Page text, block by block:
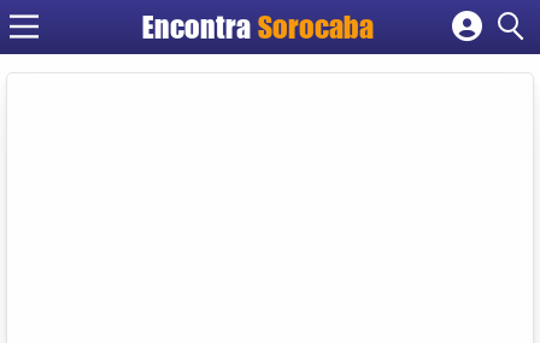
EncontraSorocaba
Cadastrar empresa